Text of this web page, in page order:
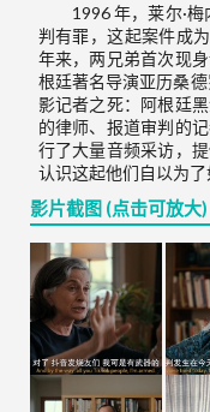
1996 年，莱尔·
判有罪，这起案件成
年来，两兄弟首次现
根廷著名导演亚历桑
影记者之死：阿根廷
的律师、报道审判的
行了大量音频采访，
认识这起他们自以为了
影片截图 (点击可放大)